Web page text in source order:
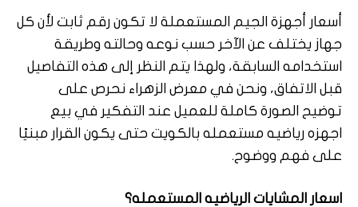
أسعار أجهزة الجيم المستعملة لا تكون رقم ثابت لأن كل
جهاز يختلف عن الآخر حسب نوعه وحالته وطريقة
استخدامه السابقة، ولهذا يتم النظر إلى هذه التفاصيل
قبل الاتفاق، ونحن في معرض الزهراء نحرص على
توضيح الصورة كاملة للعميل عند التفكير في بيع
اجهزه رياضيه مستعمله بالكويت حتى يكون القرار مبنيًا
على فهم ووضوح.
اسعار المشايات الرياضيه المستعمله؟